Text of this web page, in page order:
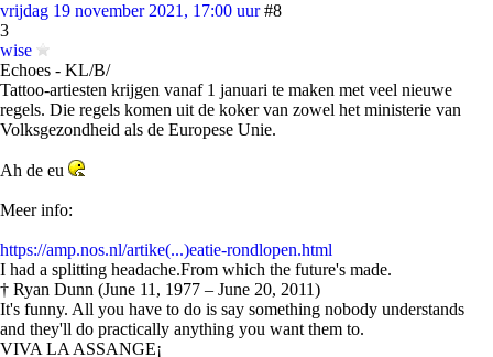
vrijdag 19 november 2021, 17:00 uur #8
3
wise
Echoes - KL/B/
Tattoo-artiesten krijgen vanaf 1 januari te maken met veel nieuwe
regels. Die regels komen uit de koker van zowel het ministerie van
Volksgezondheid als de Europese Unie.
Ah de eu
Meer info:
https://amp.nos.nl/artike(...)eatie-rondlopen.html
I had a splitting headache.From which the future's made.
† Ryan Dunn (June 11, 1977 – June 20, 2011)
It's funny. All you have to do is say something nobody understands
and they'll do practically anything you want them to.
VIVA LA ASSANGE¡